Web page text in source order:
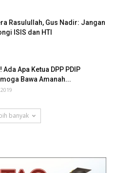
Rasulullah, Gus Nadir: Jangan
ISIS dan HTI
Ada Apa Ketua DPP PDIP
Bawa Amanah...
banyak